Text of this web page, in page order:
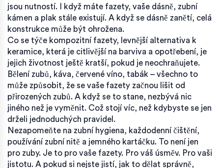
jsou nutností. I když máte fazety, vaše dásně, zubní
kámen a plak stále existují. A když se dásně zanětí, celá
konstrukce může být ohrožena.
Co se týče kompozitní fazety, levnější alternativa k
keramice, která je citlivější na barviva a opotřebení, je
jejich životnost ještě kratší, pokud je neochraňujete.
Bělení zubů, káva, červené víno, tabák – všechno to
může způsobit, že se vaše fazety začnou lišit od
přirozených zubů. A když se to stane, nezbývá nic
jiného než je vyměnit. Což stojí víc, než kdybyste se jen
drželi jednoduchých pravidel.
Nezapomeňte na zubní hygiena, každodenní čištění,
používání zubní nitě a jemného kartáčku. To není jen
pro zuby. Je to pro vaše fazety. Pro váš úsměv. Pro vaši
jistotu. A pokud si nejste jistí, jak to dělat správně,